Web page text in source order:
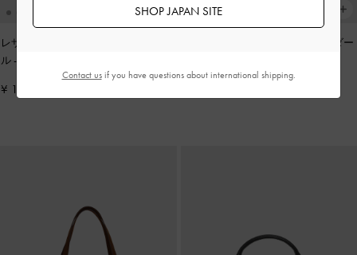
レザー＆スエード ボウ ヒールミュー
ル-
¥ 13,900
Tatiana タチアナ スタッズ ショルダー
SHOP JAPAN SITE
Contact usif you have questions about international shipping.